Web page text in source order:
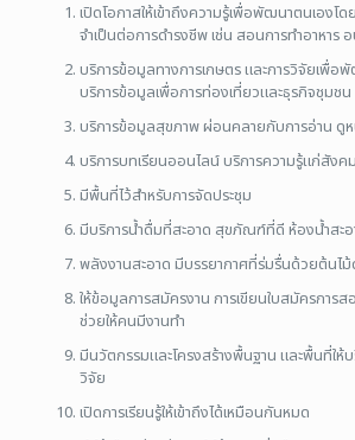
เปิดโอกาสให้เข้าถึงความรู้เพื่อพัฒนาตนเองโ
จำเป็นต่อการดำรงชีพ เช่น สอนการทำอาหาร
บริการข้อมูลทางการเกษตร และการวิจัยเพื่
บริการข้อมูลเพื่อการท่องเที่ยวและธุรกิจชุมชน
บริการข้อมูลสุขภาพ ผ่อนคลายกับการอ่าน ดู
บริการบทเรียนออนไลน์ บริการความรู้แก่สังคม
มีพื้นที่ไว้สำหรับการจัดประชุม
มีบริการน้ำดื่มที่สะอาด สุขภัณฑ์ที่ดี ห้องน้ำสะ
พลังงานสะอาด มีบรรยากาศที่ร่มรื่นด้วยต้นไ
ให้ข้อมูลการสมัครงาน การเขียนใบสมัครกา
ช่วยให้คนมีงานทำ
มีนวัตกรรมและโครงสร้างพื้นฐาน และพื้นที่ให้
วิจัย
เปิดการเรียนรู้ให้เข้าถึงได้เหมือนกันหมด